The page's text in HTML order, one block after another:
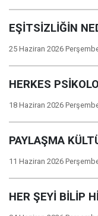
EŞİTSİZLİĞİN
25 Haziran 2026
HERKES
18 Haziran 2026
PAYLAŞMA
11 Haziran 2026
HER ŞEYİ BİLİP